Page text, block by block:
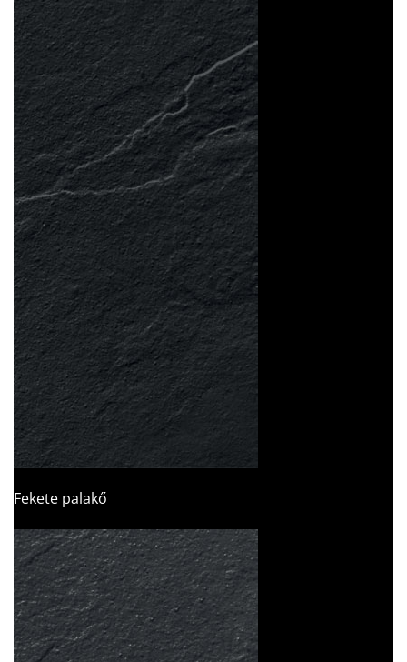
Fekete palakő